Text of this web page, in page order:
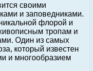
своими
и заповедниками.
флорой и
тропам и
Один из самых
который известен
и многообразием